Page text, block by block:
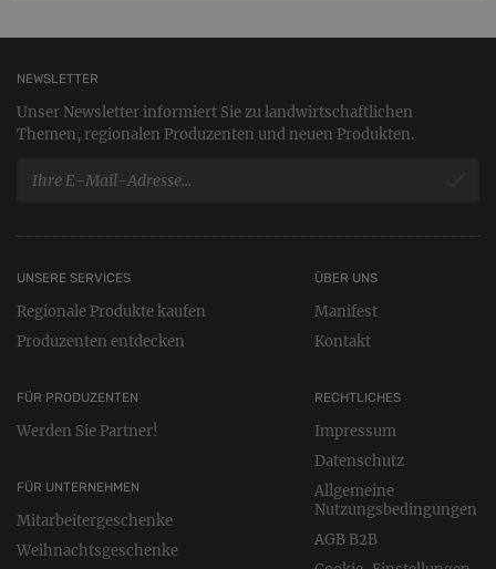
NEWSLETTER
Unser Newsletter informiert Sie zu landwirtschaftlichen
Themen, regionalen Produzenten und neuen Produkten.
UNSERE SERVICES
Regionale Produkte kaufen
Produzenten entdecken
FÜR PRODUZENTEN
Werden Sie Partner!
FÜR UNTERNEHMEN
Mitarbeitergeschenke
Weihnachtsgeschenke
RECHTLICHES
Impressum
Datenschutz
Allgemeine
Nutzungsbedingungen
AGB B2B
ÜBER UNS
Manifest
Kontakt